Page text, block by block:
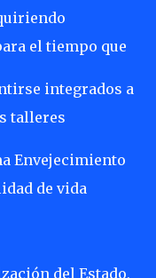
el tiempo que
integrados a
talleres
Envejecimiento
de vida
del Estado,